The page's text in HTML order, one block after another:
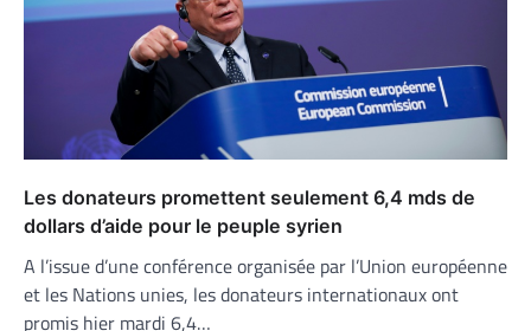
Les donateurs promettent seulement 6,4 mds de
dollars d’aide pour le peuple syrien
A l’issue d’une conférence organisée par l’Union européenne
et les Nations unies, les donateurs internationaux ont
promis hier mardi 6,4…